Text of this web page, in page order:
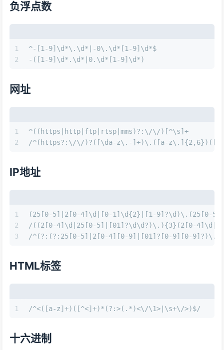
负浮点数
1
2
^-[1-9]\d*\.\d*|-0\.\d*[1-9]\d*$
-([1-9]\d*.\d*|0.\d*[1-9]\d*)
网址
1
2
^((https|http|ftp|rtsp|mms)?:\/\/)[^\s]+
/^(https?:\/\/)?([\da-z\.-]+)\.([a-
IP地址
1
2
3
(25[0-5]|2[0-4]\d|[0-1]\d{2}|[1-9]?\d)\.(25[0-
/((2[0-4]\d|25[0-5]|[01]?\d\d?)\.){3}(2[0-
/^(?:(?:25[0-5]|2[0-4][0-9]|[01]?[0-9][0-
HTML标签
1 /^<([a-z]+)([^<]+)*(?:>(.*)<\/\1>|\s+\/>)$/
十六进制